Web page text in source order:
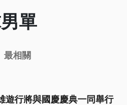
單
最相關
遊行將與國慶慶典一同舉行